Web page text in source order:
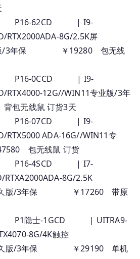
P16-62CD | I9-
RTX2000ADA-8G/2.5K屏
版/3年保 ￥19280 包无线
P16-0CCD | I9-
RTX4000-12G//WIN11专业版/3年
线鼠 订货3天
P16-07CD | I9-
RTX5000 ADA-16G//WIN11专
包无线鼠 订货
P16-4SCD | I7-
RTXA2000ADA-8G/2.5K
永久版/3年保 ￥17260 带原
隐士-1GCD | UITRA9-
8G/4K触控
永久版/3年保 ￥29190 单机